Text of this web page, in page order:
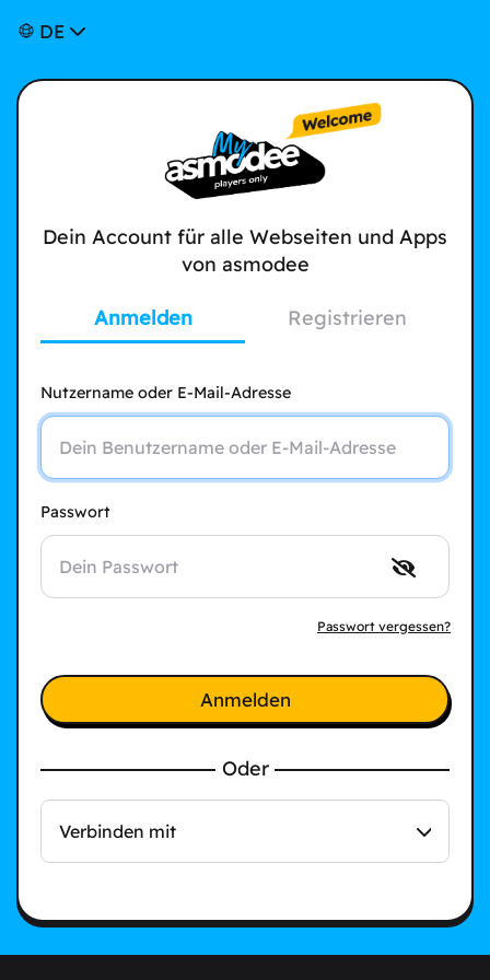
DE
Dein Account für alle Webseiten und Apps
von asmodee
Anmelden Registrieren
Nutzername oder E-Mail-Adresse
Passwort
Passwort vergessen?
Anmelden
Oder
Verbinden mit